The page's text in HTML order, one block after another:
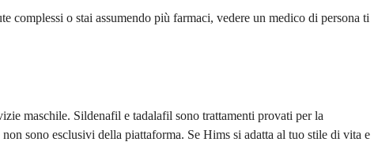
o stai assumendo più farmaci, vedere un medico di persona ti
maschile. Sildenafil e tadalafil sono trattamenti provati per la
sono esclusivi della piattaforma. Se Hims si adatta al tuo stile di vita e